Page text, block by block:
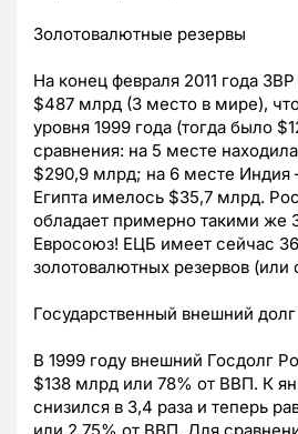
Золотовалютные резервы
На конец февраля 2011 года
$487 млрд (3 место в мире),
уровня 1999 года (тогда было
сравнения: на 5 месте
$290,9 млрд; на 6 месте
Египта имелось $35,7 млрд.
обладает примерно такими же
Евросоюз! ЕЦБ имеет сейчас
золотовалютных резервов
Государственный внешний долг
В 1999 году внешний Госдолг
$138 млрд или 78% от ВВП. К
снизился в 3,4 раза и теперь